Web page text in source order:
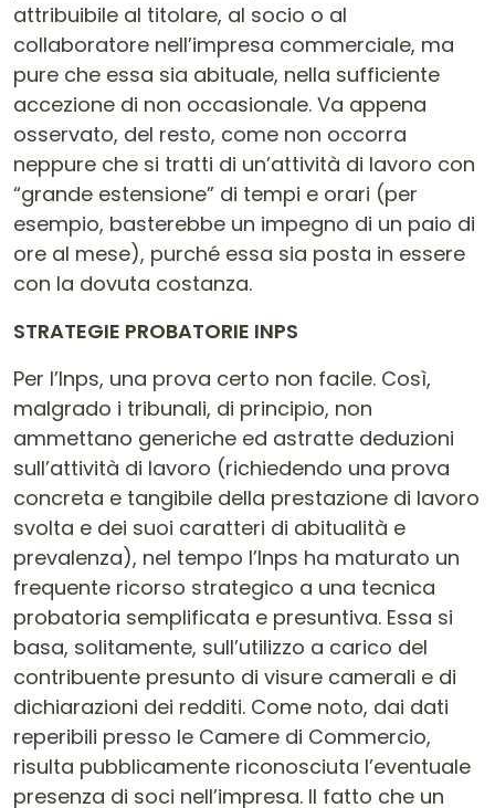
attribuibile al titolare, al socio o al
collaboratore nell’impresa commerciale, ma
pure che essa sia abituale, nella sufficiente
accezione di non occasionale. Va appena
osservato, del resto, come non occorra
neppure che si tratti di un’attività di lavoro con
“grande estensione” di tempi e orari (per
esempio, basterebbe un impegno di un paio di
ore al mese), purché essa sia posta in essere
con la dovuta costanza.
STRATEGIE PROBATORIE INPS
Per l’Inps, una prova certo non facile. Così,
malgrado i tribunali, di principio, non
ammettano generiche ed astratte deduzioni
sull’attività di lavoro (richiedendo una prova
concreta e tangibile della prestazione di lavoro
svolta e dei suoi caratteri di abitualità e
prevalenza), nel tempo l’Inps ha maturato un
frequente ricorso strategico a una tecnica
probatoria semplificata e presuntiva. Essa si
basa, solitamente, sull’utilizzo a carico del
contribuente presunto di visure camerali e di
dichiarazioni dei redditi. Come noto, dai dati
reperibili presso le Camere di Commercio,
risulta pubblicamente riconosciuta l’eventuale
presenza di soci nell’impresa. Il fatto che un